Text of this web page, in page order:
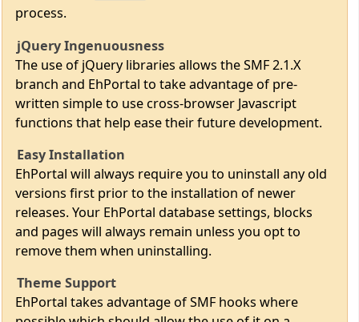
jQuery Ingenuousness
The use of jQuery libraries allows the SMF 2.1.X
branch and EhPortal to take advantage of pre-
written simple to use cross-browser Javascript
functions that help ease their future development.
Easy Installation
EhPortal will always require you to uninstall any old
versions first prior to the installation of newer
releases. Your EhPortal database settings, blocks
and pages will always remain unless you opt to
remove them when uninstalling.
Theme Support
EhPortal takes advantage of SMF hooks where
possible which should allow the use of it on a
variety of themes without issue.